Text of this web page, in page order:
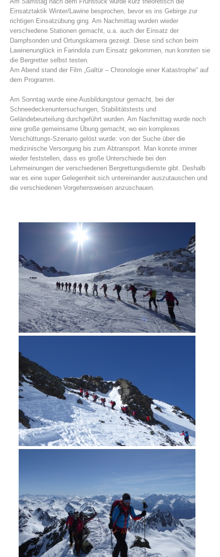
Stazioni del soccorso alpino
Comitato Direttivo
Einsatztaktik Winter/Lawine besprochen, bevor es ins Gebirge zur
richtigen Einsatzübung ging. Am Nachmittag wurden wieder
verschiedene Stationen gemacht, u.a. auch der Einsatz der
Dampfsonden und Ortungskamera gezeigt. Diese sind schon beim
Lawinenunglück in Farindola zum Einsatz gekommen, nun konnten sie
die Bergretter selbst testen.
Am Abend stand der Film „Galtür – Chronologie einer Katastrophe“ auf
dem Programm.
Am Sonntag wurde eine Ausbildungstour gemacht, bei der
Schneedeckenuntersuchungen, Stabilitätstests und
Geländebeurteilung durchgeführt wurden. Am Nachmittag wurde noch
eine große gemeinsame Übung gemacht, wo ein komplexes
Verschüttungs-Szenario gelöst wurde: von der Suche über die
medizinische Versorgung bis zum Abtransport. Man konnte immer
wieder feststellen, dass es große Unterschiede bei den
Lehrmeinungen der verschiedenen Bergrettungsdienste gibt. Deshalb
war es eine super Gelegenheit sich untereinander auszutauschen und
die verschiedenen Vorgehensweisen anzuschauen.